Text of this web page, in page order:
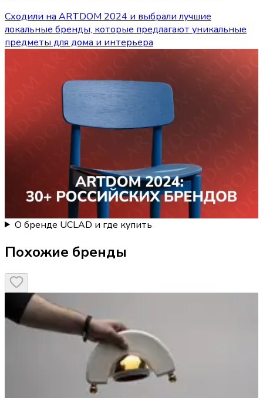
Сходили на ARTDOM 2024 и выбрали лучшие
локальные бренды, которые предлагают уникальные
предметы для дома и интерьера
О бренде UCLAD и где купить
Похожие бренды